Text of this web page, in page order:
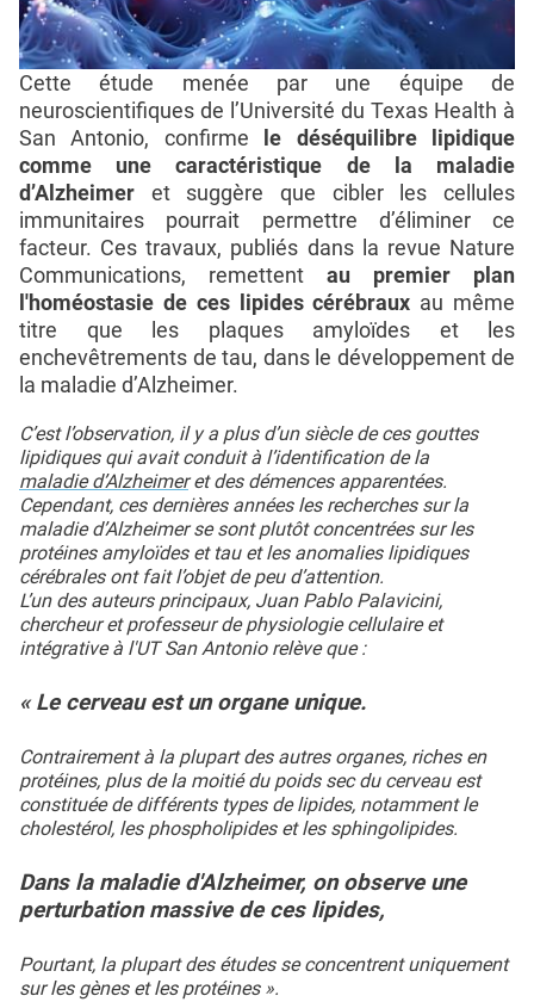
Cette étude menée par une équipe de
neuroscientifiques de l’Université du Texas Health à
San Antonio, confirme le déséquilibre lipidique
comme une caractéristique de la maladie
d’Alzheimer et suggère que cibler les cellules
immunitaires pourrait permettre d’éliminer ce
facteur. Ces travaux, publiés dans la revue Nature
Communications, remettent au premier plan
l'homéostasie de ces lipides cérébraux au même
titre que les plaques amyloïdes et les
enchevêtrements de tau, dans le développement de
la maladie d’Alzheimer.
C’est l’observation, il y a plus d’un siècle de ces gouttes
lipidiques qui avait conduit à l’identification de la
maladie d’Alzheimeret des démences apparentées.
Cependant, ces dernières années les recherches sur la
maladie d’Alzheimer se sont plutôt concentrées sur les
protéines amyloïdes et tau et les anomalies lipidiques
cérébrales ont fait l’objet de peu d’attention.
L’un des auteurs principaux, Juan Pablo Palavicini,
chercheur et professeur de physiologie cellulaire et
intégrative à l'UT San Antonio relève que :
« Le cerveau est un organe unique.
Contrairement à la plupart des autres organes, riches en
protéines, plus de la moitié du poids sec du cerveau est
constituée de différents types de lipides, notamment le
cholestérol, les phospholipides et les sphingolipides.
Dans la maladie d'Alzheimer, on observe une
perturbation massive de ces lipides,
Pourtant, la plupart des études se concentrent uniquement
sur les gènes et les protéines ».